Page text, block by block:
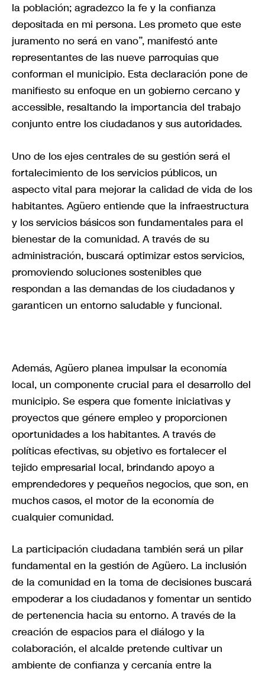
la población; agradezco la fe y la confianza
depositada en mi persona. Les prometo que este
juramento no será en vano”, manifestó ante
representantes de las nueve parroquias que
conforman el municipio. Esta declaración pone de
manifiesto su enfoque en un gobierno cercano y
accessible, resaltando la importancia del trabajo
conjunto entre los ciudadanos y sus autoridades.
Uno de los ejes centrales de su gestión será el
fortalecimiento de los servicios públicos, un
aspecto vital para mejorar la calidad de vida de los
habitantes. Agüero entiende que la infraestructura
y los servicios básicos son fundamentales para el
bienestar de la comunidad. A través de su
administración, buscará optimizar estos servicios,
promoviendo soluciones sostenibles que
respondan a las demandas de los ciudadanos y
garanticen un entorno saludable y funcional.
Además, Agüero planea impulsar la economía
local, un componente crucial para el desarrollo del
municipio. Se espera que fomente iniciativas y
proyectos que génere empleo y proporcionen
oportunidades a los habitantes. A través de
políticas efectivas, su objetivo es fortalecer el
tejido empresarial local, brindando apoyo a
emprendedores y pequeños negocios, que son, en
muchos casos, el motor de la economía de
cualquier comunidad.
La participación ciudadana también será un pilar
fundamental en la gestión de Agüero. La inclusión
de la comunidad en la toma de decisiones buscará
empoderar a los ciudadanos y fomentar un sentido
de pertenencia hacia su entorno. A través de la
creación de espacios para el diálogo y la
colaboración, el alcalde pretende cultivar un
ambiente de confianza y cercanía entre la